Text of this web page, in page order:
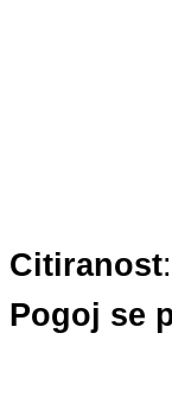
Citiranost
Pogoj se